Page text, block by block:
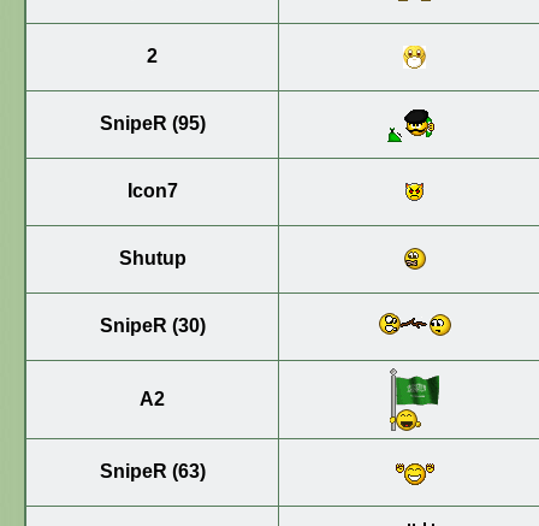
2
SnipeR (95)
Icon7
Shutup
SnipeR (30)
A2
SnipeR (63)